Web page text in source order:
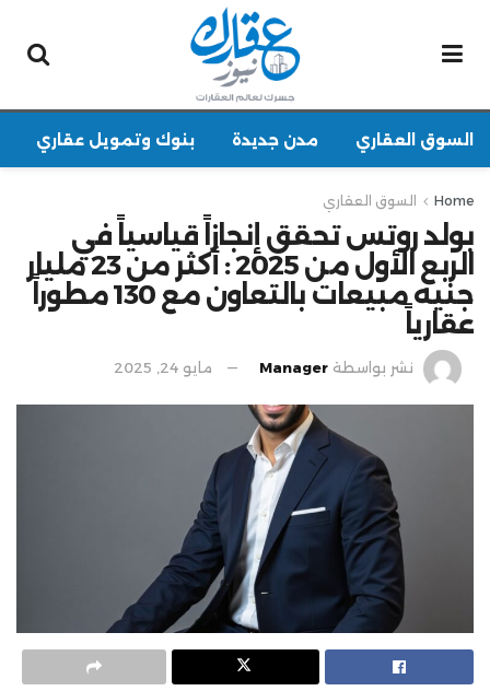
السوق العقاري مدن جديدة بنوك وتمويل عقاري
Home السوق العقاري
بولد روتس تحقق إنجازاً قياسياً في
الربع الأول من 2025 : أكثر من 23 مليار
جنيه مبيعات بالتعاون مع 130 مطوراً
عقارياً
نشر بواسطة Manager مايو 24, 2025